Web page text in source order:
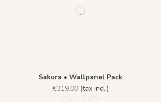
Sakura • Wallpanel Pack
€319.00(tax incl.)